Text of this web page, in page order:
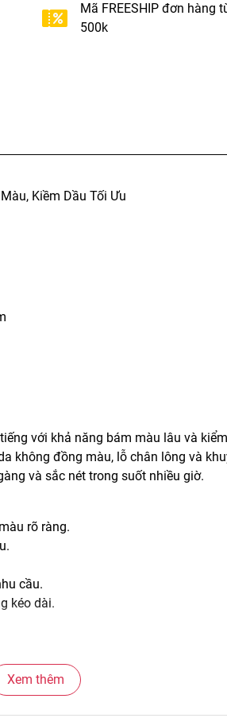
Mã FREESHIP đơn hàng
500k
Kiềm Dầu Tối Ưu
với khả năng bám màu lâu và
không đồng màu, lỗ chân lông và
và sắc nét trong suốt nhiều giờ.
rõ ràng.
cầu.
kéo dài.
Xem thêm